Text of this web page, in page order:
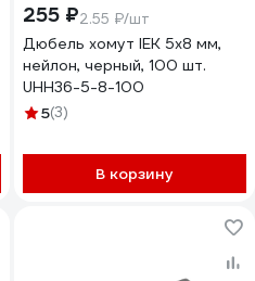
255 ₽2.55 ₽/шт
Дюбель хомут IEK 5х8 мм,
нейлон, черный, 100 шт.
UHH36-5-8-100
5(3)
В корзину